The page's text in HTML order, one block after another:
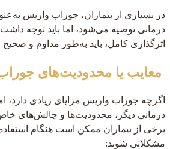
در بسیاری از بیماران، جوراب واریس
درمانی توصیه می‌شود، اما باید توجه
اثرگذاری کامل، باید به‌طور مداوم و
معایب یا محدودیت‌های
اگرچه جوراب واریس مزایای زیادی دارد،
درمانی دیگر، محدودیت‌ها و چالش‌های خاص
برخی از بیماران ممکن است هنگام
مشکلاتی شوند: